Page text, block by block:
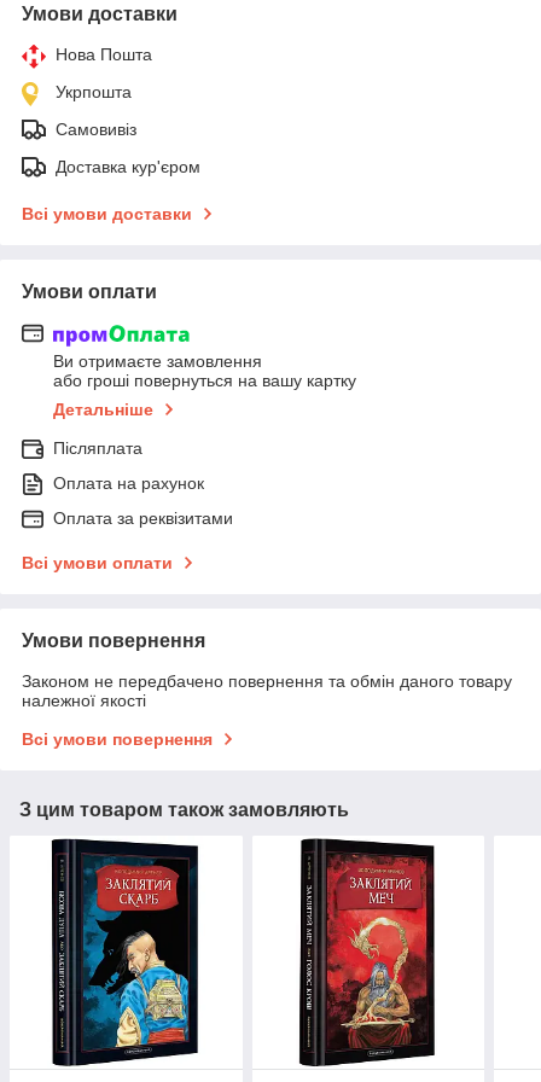
Умови доставки
Нова Пошта
Укрпошта
Самовивіз
Доставка кур'єром
Всі умови доставки
Умови оплати
Ви отримаєте замовлення
або гроші повернуться на вашу картку
Детальніше
Післяплата
Оплата на рахунок
Оплата за реквізитами
Всі умови оплати
Умови повернення
Законом не передбачено повернення та обмін даного товару
належної якості
Всі умови повернення
З цим товаром також замовляють